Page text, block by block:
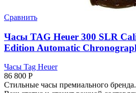
Сравнить
Часы TAG Heuer 300 SLR
Edition Automatic
Часы Tag Heuer
86 800 Р
Стильные часы премиального